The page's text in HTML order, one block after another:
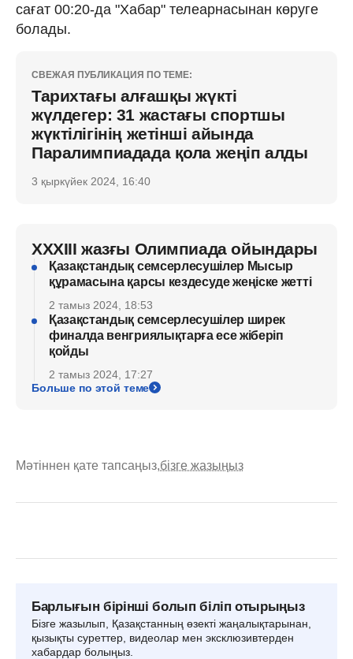
сағат 00:20-да "Хабар" телеарнасынан көруге
болады.
СВЕЖАЯ ПУБЛИКАЦИЯ ПО ТЕМЕ:
Тарихтағы алғашқы жүкті
жүлдегер: 31 жастағы спортшы
жүктілігінің жетінші айында
Паралимпиадада қола жеңіп алды
3 қыркүйек 2024, 16:40
XXXIII жазғы Олимпиада ойындары
Қазақстандық семсерлесушілер Мысыр
құрамасына қарсы кездесуде жеңіске жетті
2 тамыз 2024, 18:53
Қазақстандық семсерлесушілер ширек
финалда венгриялықтарға есе жіберіп
қойды
2 тамыз 2024, 17:27
Больше по этой теме
Мәтіннен қате тапсаңыз,бізге жазыңыз
Барлығын бірінші болып біліп отырыңыз
Бізге жазылып, Қазақстанның өзекті жаңалықтарынан,
қызықты суреттер, видеолар мен эксклюзивтерден
хабардар болыңыз.